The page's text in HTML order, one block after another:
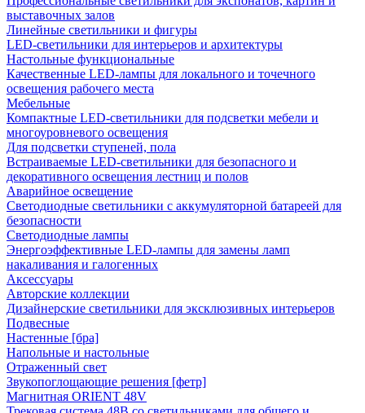
выставочных залов
Линейные светильники и фигуры
LED-светильники для интерьеров и архитектуры
Настольные функциональные
Качественные LED-лампы для локального и точечного
освещения рабочего места
Мебельные
Компактные LED-светильники для подсветки мебели и
многоуровневого освещения
Для подсветки ступеней, пола
Встраиваемые LED-светильники для безопасного и
декоративного освещения лестниц и полов
Аварийное освещение
Светодиодные светильники с аккумуляторной батареей для
безопасности
Светодиодные лампы
Энергоэффективные LED-лампы для замены ламп
накаливания и галогенных
Аксессуары
Авторские коллекции
Дизайнерские светильники для эксклюзивных интерьеров
Подвесные
Настенные [бра]
Напольные и настольные
Отраженный свет
Звукопоглощающие решения [фетр]
Магнитная ORIENT 48V